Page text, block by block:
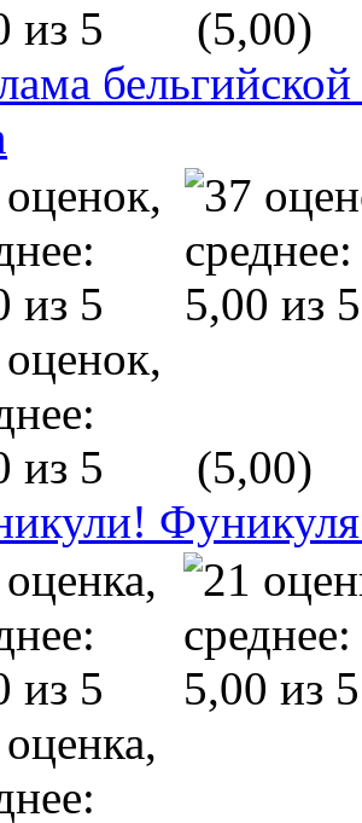
(5,00)
(5,00)